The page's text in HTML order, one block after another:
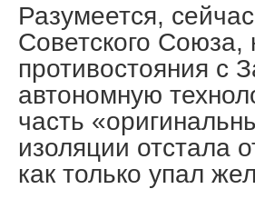
Разумеется,
Советского Союза,
противостояния с
автономную
часть
изоляции отстала
как только упал